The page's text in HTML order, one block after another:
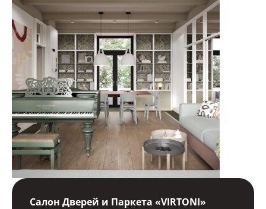
2 Июн. 2022
Салон Дверей и Паркета «VIRTONI»
Распродажа